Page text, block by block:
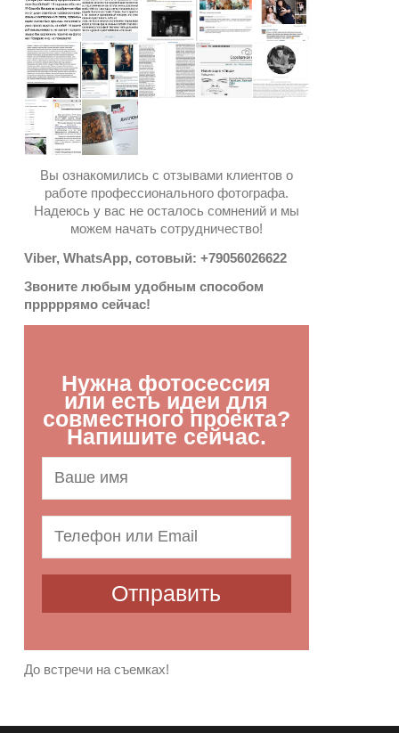
Вы ознакомились с отзывами клиентов о
работе профессионального фотографа.
Надеюсь у вас не осталось сомнений и мы
можем начать сотрудничество!
Viber, WhatsApp, сотовый: +79056026622
Звоните любым удобным способом
прррррямо сейчас!
Нужна фотосессия
или есть идеи для
совместного проекта?
Напишите сейчас.
До встречи на съемках!